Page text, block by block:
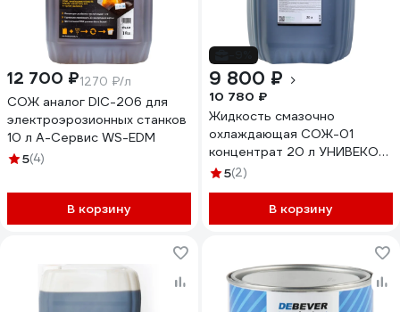
12 700 ₽1270 ₽/л
СОЖ аналог DIC-206 для
электроэрозионных станков
10 л А-Сервис WS-EDM
5(4)
В корзину
9 800 ₽
10 780 ₽
Жидкость смазочно
охлаждающая СОЖ-01
концентрат 20 л УНИВЕКО
4620002840594
5(2)
В корзину